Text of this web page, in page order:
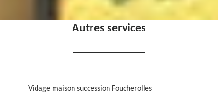
Autres services
Vidage maison succession Foucherolles